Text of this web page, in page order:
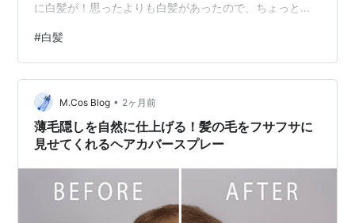
に白髪が！思ったよりも白髪があったので、ちょっとシ
出始めるみたいです。原因も様々で、加齢はもちろん、
遺伝や生活習慣、ストレスなんかも影響するとか。 今の
ところカラーをするほどではないので現状維持ですが、
目立つようになってきたらカラーも考えないとかなと思
っています。
#白髪
M.Cos Blog • 2ヶ月前
薄毛隠しを自然に仕上げる！髪の毛をフサフサに
見せてくれるヘアカバースプレー